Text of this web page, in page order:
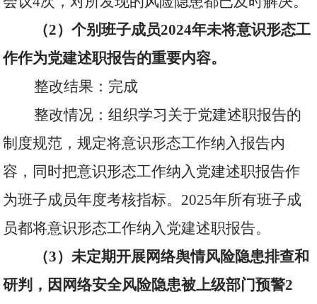
（2）个别班子成员2024年未将意识形态工
作作为党建述职报告的重要内容。
整改结果：完成
整改情况：组织学习关于党建述职报告的
制度规范，规定将意识形态工作纳入报告内
容，同时把意识形态工作纳入党建述职报告作
为班子成员年度考核指标。 2025年所有班子成
员都将意识形态工作纳入党建述职报告。
（3）未定期开展网络舆情风险隐患排查和
研判，因网络安全风险隐患被上级部门预警2